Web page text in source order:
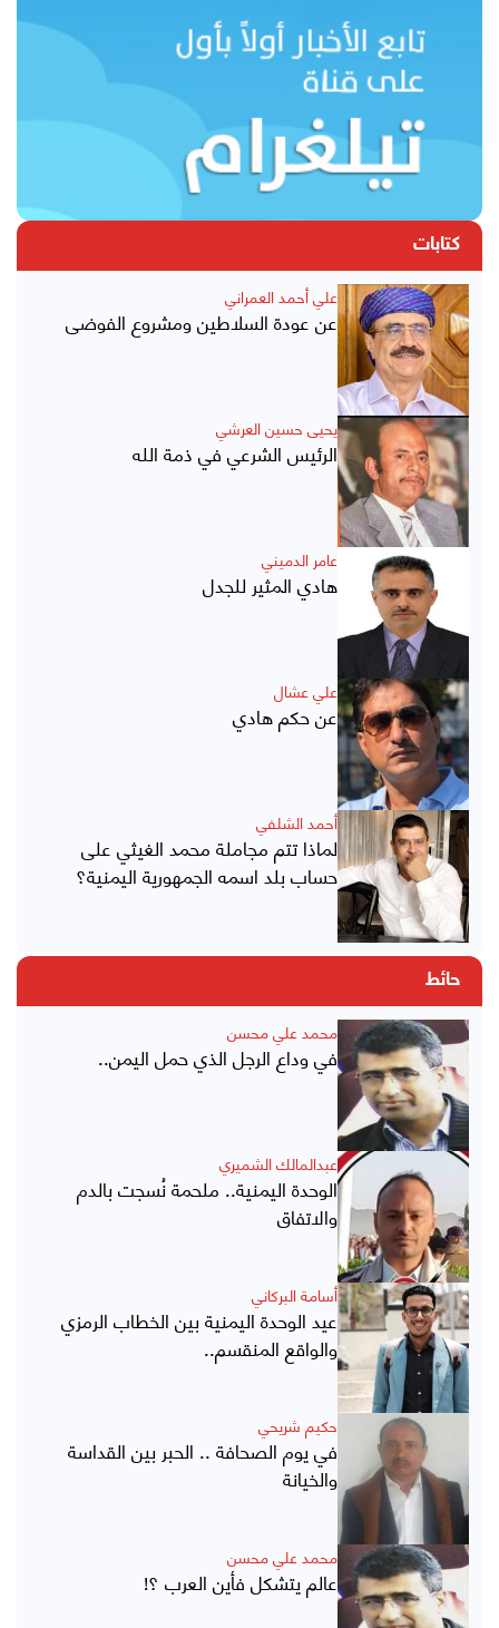
كتابات
علي أحمد العمراني
عن عودة السلاطين ومشروع الفوضى
يحيى حسين العرشي
الرئيس الشرعي في ذمة الله
عامر الدميني
هادي المثير للجدل
علي عشال
عن حكم هادي
أحمد الشلفي
لماذا تتم مجاملة محمد الغيثي على
حساب بلد اسمه الجمهورية اليمنية؟
حائط
محمد علي محسن
في وداع الرجل الذي حمل اليمن..
عبدالمالك الشميري
الوحدة اليمنية.. ملحمة نُسجت بالدم
والاتفاق
أسامة البركاني
عيد الوحدة اليمنية بين الخطاب الرمزي
والواقع المنقسم..
حكيم شريحي
في يوم الصحافة .. الحبر بين القداسة
والخيانة
محمد علي محسن
عالم يتشكل فأين العرب ؟!